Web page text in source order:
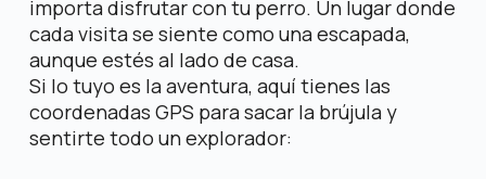
importa disfrutar con tu perro. Un lugar donde
cada visita se siente como una escapada,
aunque estés al lado de casa.
Si lo tuyo es la aventura, aquí tienes las
coordenadas GPS para sacar la brújula y
sentirte todo un explorador: